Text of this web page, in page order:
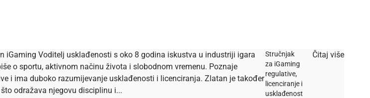
iGaming Voditelj usklađenosti s oko 8 godina iskustva u industriji igara
o sportu, aktivnom načinu života i slobodnom vremenu. Poznaje
i ima duboko razumijevanje usklađenosti i licenciranja. Zlatan je također
odražava njegovu disciplinu i...
Stručnjak
za iGaming
regulative,
licenciranje i
usklađenost
Čitaj više